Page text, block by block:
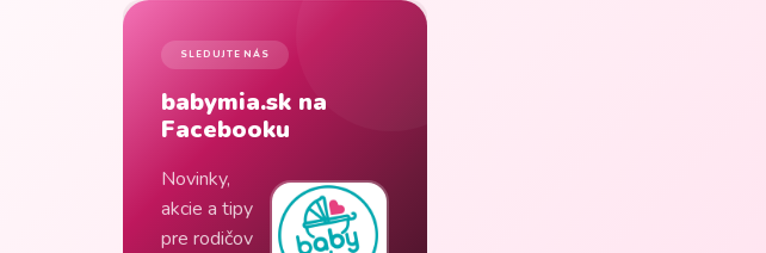
SLEDUJTE NÁS
babymia.sk na
Facebooku
Novinky,
akcie a tipy
pre rodičov